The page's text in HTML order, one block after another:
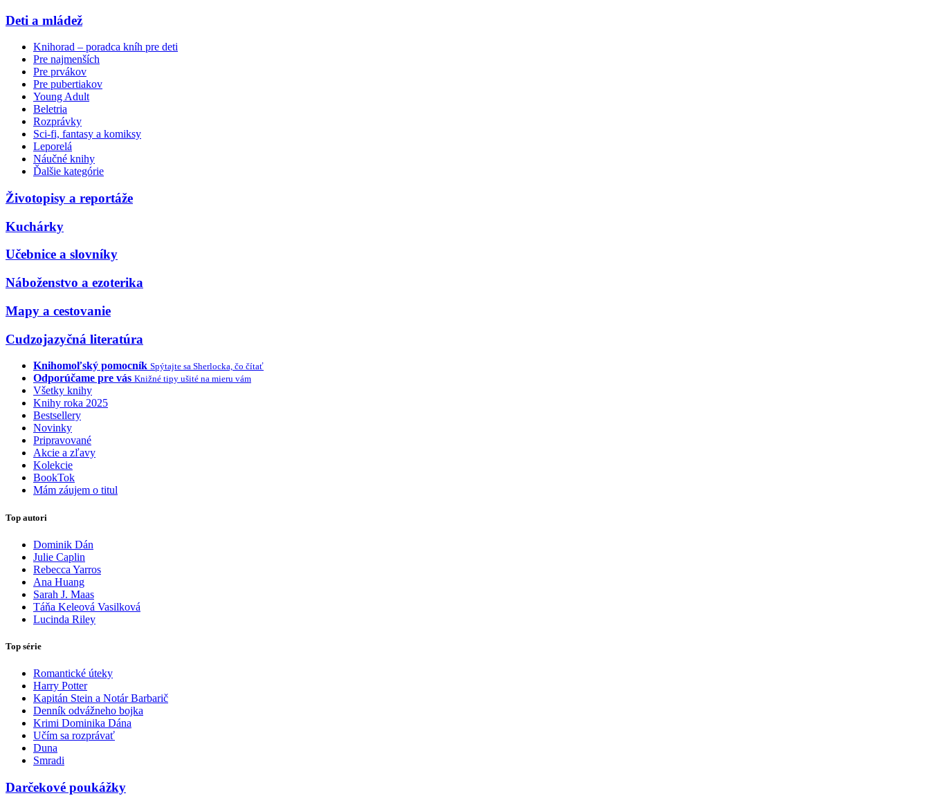
Deti a mládež
Knihorad – poradca kníh pre deti
Pre najmenších
Pre prvákov
Pre pubertiakov
Young Adult
Beletria
Rozprávky
Sci-fi, fantasy a komiksy
Leporelá
Náučné knihy
Ďalšie kategórie
Životopisy a reportáže
Kuchárky
Učebnice a slovníky
Náboženstvo a ezoterika
Mapy a cestovanie
Cudzojazyčná literatúra
Knihomoľský pomocník Spýtajte sa Sherlocka, čo čítať
Odporúčame pre vás Knižné tipy ušité na mieru vám
Všetky knihy
Knihy roka 2025
Bestsellery
Novinky
Pripravované
Akcie a zľavy
Kolekcie
BookTok
Mám záujem o titul
Top autori
Dominik Dán
Julie Caplin
Rebecca Yarros
Ana Huang
Sarah J. Maas
Táňa Keleová Vasilková
Lucinda Riley
Top série
Romantické úteky
Harry Potter
Kapitán Stein a Notár Barbarič
Denník odvážneho bojka
Krimi Dominika Dána
Učím sa rozprávať
Duna
Smradi
Darčekové poukážky